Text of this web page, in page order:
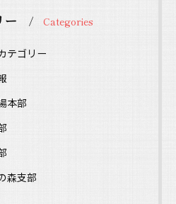
ー Categories
テゴリー
本部
森支部